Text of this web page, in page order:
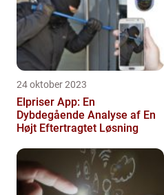
24 oktober 2023
Elpriser App: En
Dybdegående Analyse af En
Højt Eftertragtet Løsning